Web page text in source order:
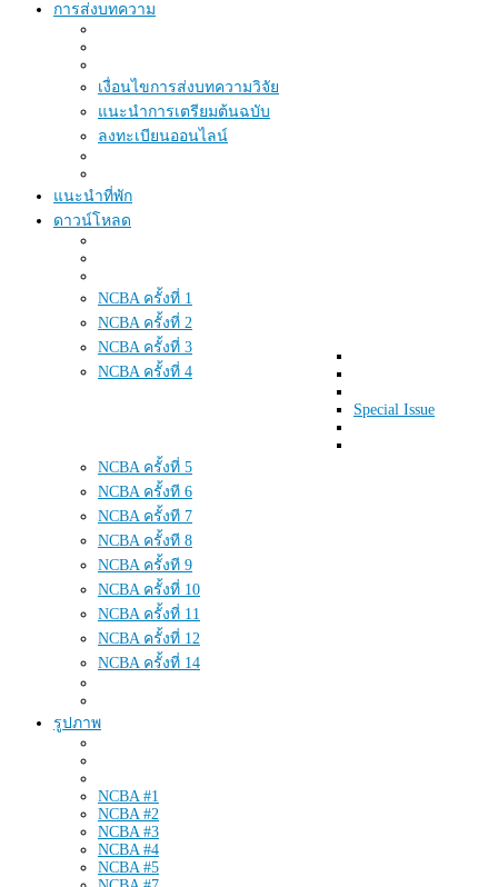
การส่งบทความ
เงื่อนไขการส่งบทความวิจัย
แนะนำการเตรียมต้นฉบับ
ลงทะเบียนออนไลน์
แนะนำที่พัก
ดาวน์โหลด
NCBA ครั้งที่ 1
NCBA ครั้งที่ 2
NCBA ครั้งที่ 3
NCBA ครั้งที่ 4
Special Issue
NCBA ครั้งที่ 5
NCBA ครั้งที 6
NCBA ครั้งที 7
NCBA ครั้งที 8
NCBA ครั้งที 9
NCBA ครั้งที่ 10
NCBA ครั้งที่ 11
NCBA ครั้งที่ 12
NCBA ครั้งที่ 14
รูปภาพ
NCBA #1
NCBA #2
NCBA #3
NCBA #4
NCBA #5